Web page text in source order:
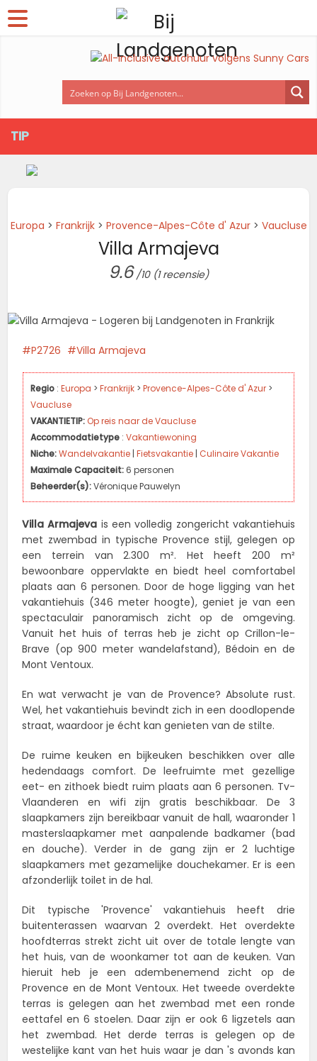
TIP
Europa > Frankrijk> Provence-Alpes-Côte d' Azur> Vaucluse
Villa Armajeva
9.6 /10 (1 recensie)
P2726 Villa Armajeva
Regio :Europa >Frankrijk >Provence-Alpes-Côte d' Azur >
Vaucluse
VAKANTIETIP: Op reis naar de Vaucluse
Accommodatietype :Vakantiewoning
Niche:Wandelvakantie |Fietsvakantie | Culinaire Vakantie
Maximale Capaciteit:6 personen
Beheerder(s):Véronique Pauwelyn
Villa Armajeva is een volledig zongericht vakantiehuis
met zwembad in typische Provence stijl, gelegen op
een terrein van 2.300 m². Het heeft 200 m²
bewoonbare oppervlakte en biedt heel comfortabel
plaats aan 6 personen. Door de hoge ligging van het
vakantiehuis (346 meter hoogte), geniet je van een
spectaculair panoramisch zicht op de omgeving.
Vanuit het huis of terras heb je zicht op Crillon-le-
Brave (op 900 meter wandelafstand), Bédoin en de
Mont Ventoux.
En wat verwacht je van de Provence? Absolute rust.
Wel, het vakantiehuis bevindt zich in een doodlopende
straat, waardoor je écht kan genieten van de stilte.
De ruime keuken en bijkeuken beschikken over alle
hedendaags comfort. De leefruimte met gezellige
eet- en zithoek biedt ruim plaats aan 6 personen. Tv-
Vlaanderen en wifi zijn gratis beschikbaar. De 3
slaapkamers zijn bereikbaar vanuit de hall, waaronder 1
masterslaapkamer met aanpalende badkamer (bad
en douche). Verder in de gang zijn er 2 luchtige
slaapkamers met gezamelijke douchekamer. Er is een
afzonderlijk toilet in de hal.
Dit typische 'Provence' vakantiehuis heeft drie
buitenterassen waarvan 2 overdekt. Het overdekte
hoofdterras strekt zicht uit over de totale lengte van
het huis, van de woonkamer tot aan de keuken. Van
hieruit heb je een adembenemend zicht op de
Provence en de Mont Ventoux. Het tweede overdekte
terras is gelegen aan het zwembad met een ronde
eettafel en 6 stoelen. Daar zijn er ook 6 ligzetels aan
het zwembad. Het derde terras is gelegen op de
westelijke kant van het huis waar je dan 's avonds kan